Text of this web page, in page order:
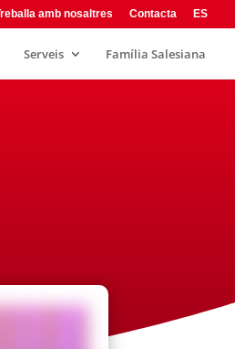
amb nosaltres Contacta ES
Serveis Família Salesiana